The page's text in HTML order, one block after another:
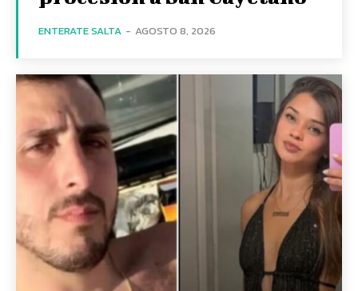
ENTERATE SALTA - AGOSTO 8, 2026